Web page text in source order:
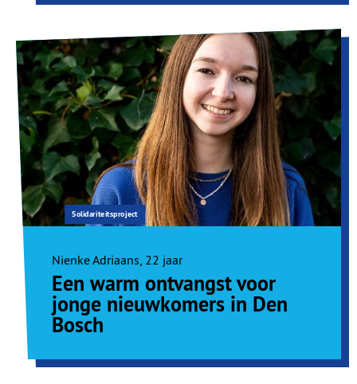
Een warm ontvangst voor
jonge nieuwkomers in Den
Bosch
Nienke Adriaans, 22 jaar
Solidariteitsproject